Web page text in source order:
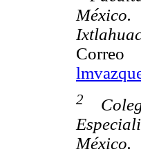
2
México.